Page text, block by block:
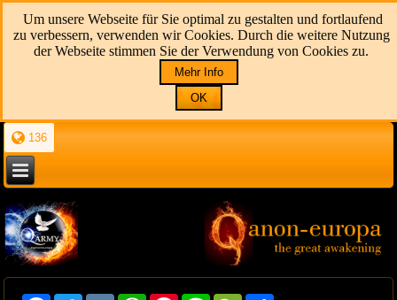
Um unsere Webseite für Sie optimal zu gestalten und fortlaufend
zu verbessern, verwenden wir Cookies. Durch die weitere Nutzung
der Webseite stimmen Sie der Verwendung von Cookies zu.
Mehr Info
OK
136